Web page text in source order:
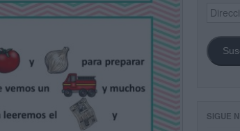
Dirección
de
SIGUE